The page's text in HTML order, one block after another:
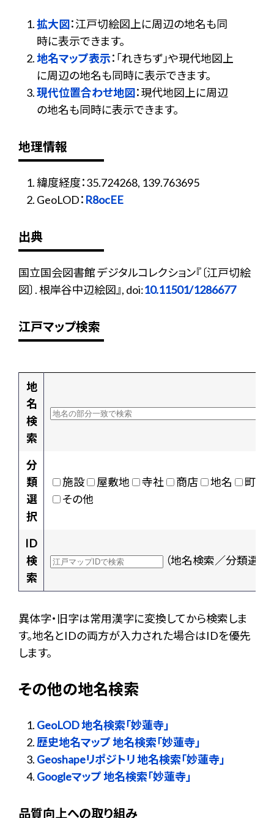
拡大図：江戸切絵図上に周辺の地名も同
時に表示できます。
地名マップ表示：「れきちず」や現代地図上
に周辺の地名も同時に表示できます。
現代位置合わせ地図：現代地図上に周辺
の地名も同時に表示できます。
地理情報
緯度経度：35.724268, 139.763695
GeoLOD： R8ocEE
出典
国立国会図書館 デジタルコレクション『〔江戸切絵
図〕. 根岸谷中辺絵図』, doi:10.11501/1286677
江戸マップ検索
地
名
検
索
分
類
選
択
施設 屋敷地 寺社 商店 地名
町村
その他
ID
検
索
（地名検索／分類選択
異体字・旧字は常用漢字に変換してから検索しま
す。地名とIDの両方が入力された場合はIDを優先
します。
その他の地名検索
GeoLOD 地名検索「妙蓮寺」
歴史地名マップ 地名検索「妙蓮寺」
Geoshapeリポジトリ 地名検索「妙蓮寺」
Googleマップ 地名検索「妙蓮寺」
品質向上への取り組み